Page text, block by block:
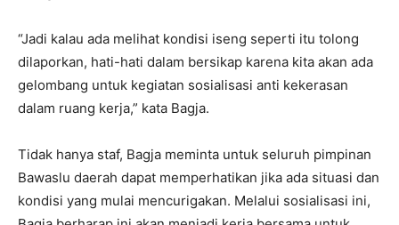
“Jadi kalau ada melihat kondisi iseng seperti itu tolong
dilaporkan, hati-hati dalam bersikap karena kita akan ada
gelombang untuk kegiatan sosialisasi anti kekerasan
dalam ruang kerja,” kata Bagja.
Tidak hanya staf, Bagja meminta untuk seluruh pimpinan
Bawaslu daerah dapat memperhatikan jika ada situasi dan
kondisi yang mulai mencurigakan. Melalui sosialisasi ini,